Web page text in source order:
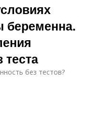
беременна.
теста
без тестов?